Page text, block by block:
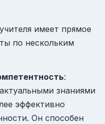
имеет прямое
по нескольким
:
знаниями
эффективно
Он способен